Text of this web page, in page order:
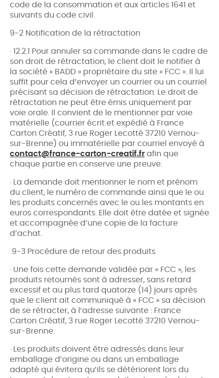
code de la consommation et aux articles 1641 et
suivants du code civil.
9-2 Notification de la rétractation
· 12.2.1 Pour annuler sa commande dans le cadre de
son droit de rétractation, le client doit le notifier à
la société « BADD » propriétaire du site « FCC ». Il lui
suffit pour cela d’envoyer un courrier ou un courriel
précisant sa décision de rétractation. Le droit de
rétractation ne peut être émis uniquement par
voie orale. Il convient de le mentionner par voie
matérielle (courrier écrit et expédié à France
Carton Créatif, 3 rue Roger Lecotté 37210 Vernou-
sur-Brenne) ou immatérielle par courriel envoyé à
contact@france-carton-creatif.fr afin que
chaque partie en conserve une preuve.
· La demande doit mentionner le nom et prénom
du client, le numéro de commande ainsi que le ou
les produits concernés avec le ou les montants en
euros correspondants. Elle doit être datée et signée
et accompagnée d’une copie de la facture
d’achat.
9-3 Procédure de retour des produits
· Une fois cette demande validée par « FCC », les
produits retournés sont à adresser, sans retard
excessif et au plus tard quatorze (14) jours après
que le client ait communiqué à « FCC » sa décision
de se rétracter, à l’adresse suivante : France
Carton Créatif, 3 rue Roger Lecotté 37210 Vernou-
sur-Brenne.
· Les produits doivent être adressés dans leur
emballage d’origine ou dans un emballage
adapté qui évitera qu’ils se détériorent lors du